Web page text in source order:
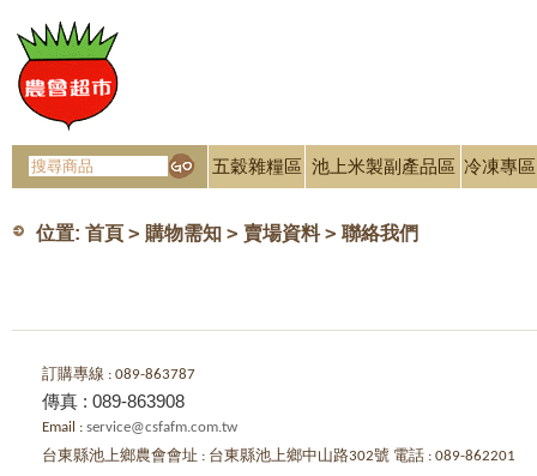
五穀雜糧區 池上米製副產品區 冷凍專區
位置: 首頁 > 購物需知 > 賣場資料 > 聯絡我們
訂購專線 : 089-863787
傳真 : 089-863908
Email : service@csfafm.com.tw
台東縣池上鄉農會會址 : 台東縣池上鄉中山路302號 電話 : 089-862201